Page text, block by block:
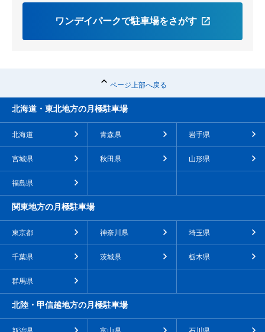
ワンデイパークで駐車場をさがす
ページ上部へ戻る
北海道・東北地方の月極駐車場
北海道 青森県 岩手県
宮城県 秋田県 山形県
福島県
関東地方の月極駐車場
東京都 神奈川県 埼玉県
千葉県 茨城県 栃木県
群馬県
北陸・甲信越地方の月極駐車場